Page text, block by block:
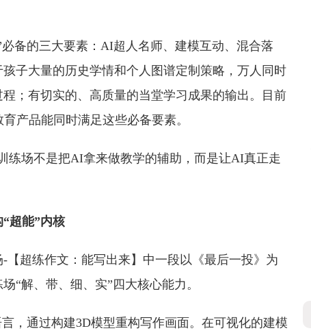
备的三大要素：AI超人名师、建模互动、混合落
子大量的历史学情和个人图谱定制策略，万人同时
；有切实的、高质量的当堂学习成果的输出。目前
产品能同时满足这些必备要素。
练场不是把AI拿来做教学的辅助，而是让AI真正走
超能”内核
超练作文：能写出来】中一段以《最后一投》为
“解、带、细、实”四大核心能力。
，通过构建3D模型重构写作画面。在可视化的建模